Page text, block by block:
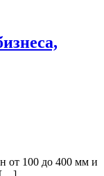
от 100 до 400 мм и